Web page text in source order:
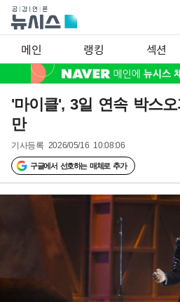
메인 랭킹 섹션
'마이클', 3일 연속 박스
만
기사등록 2026/05/16 10:08:06
구글에서 선호하는 매체로 추가